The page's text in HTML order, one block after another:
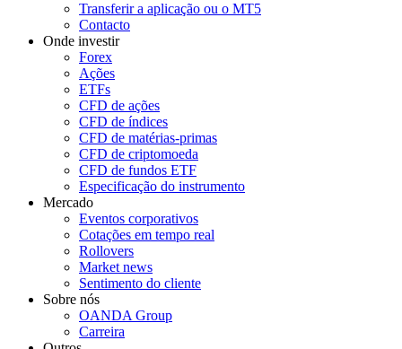
Transferir a aplicação ou o MT5
Contacto
Onde investir
Forex
Ações
ETFs
CFD de ações
CFD de índices
CFD de matérias-primas
CFD de criptomoeda
CFD de fundos ETF
Especificação do instrumento
Mercado
Eventos corporativos
Cotações em tempo real
Rollovers
Market news
Sentimento do cliente
Sobre nós
OANDA Group
Carreira